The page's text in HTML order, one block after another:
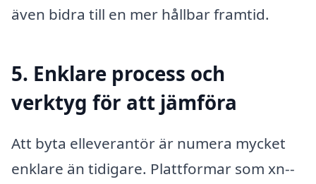
även bidra till en mer hållbar framtid.
5. Enklare process och
verktyg för att jämföra
Att byta elleverantör är numera mycket
enklare än tidigare. Plattformar som xn--